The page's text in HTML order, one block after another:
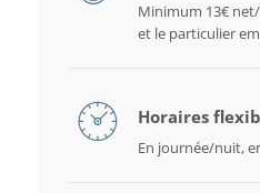
Minimum 13€
et le particulier
Horaires
En journée/nuit,